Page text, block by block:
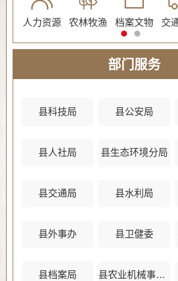
人力资源 农林牧渔 档案文物 交
部门服务
县科技局 县公安局
县人社局 县生态环境分局
县交通局 县水利局
县外事办 县卫健委
县档案局 县农业机械事务管理中心